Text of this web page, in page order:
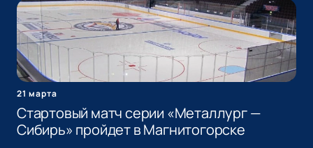
21 марта
Стартовый матч серии «Металлург —
Сибирь» пройдет в Магнитогорске